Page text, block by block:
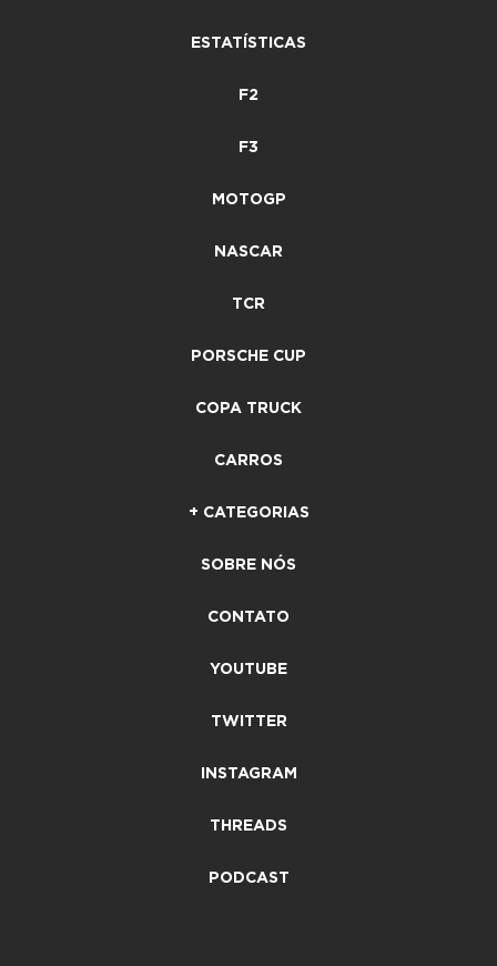
ESTATÍSTICAS
F2
F3
MOTOGP
NASCAR
TCR
PORSCHE CUP
COPA TRUCK
CARROS
+ CATEGORIAS
SOBRE NÓS
CONTATO
YOUTUBE
TWITTER
INSTAGRAM
THREADS
PODCAST